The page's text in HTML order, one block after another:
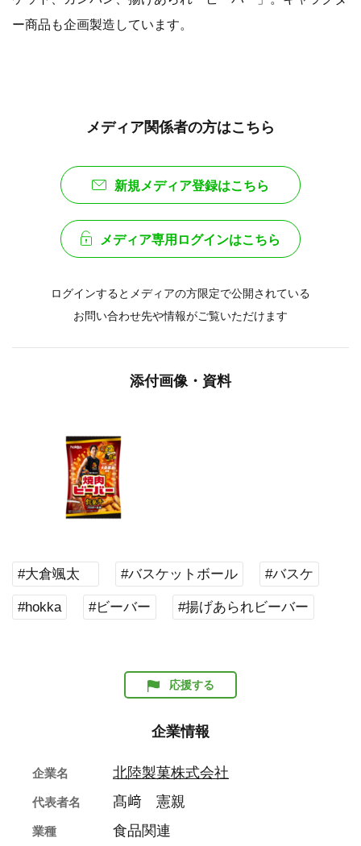
ー商品も企画製造しています。
メディア関係者の方はこちら
新規メディア登録はこちら
メディア専用ログインはこちら
ログインするとメディアの方限定で公開されている
お問い合わせ先や情報がご覧いただけます
添付画像・資料
#大倉颯太 #バスケットボール #バスケ
#hokka #ビーバー #揚げあられビーバー
応援する
企業情報
企業名 北陸製菓株式会社
代表者名 髙﨑 憲親
業種 食品関連